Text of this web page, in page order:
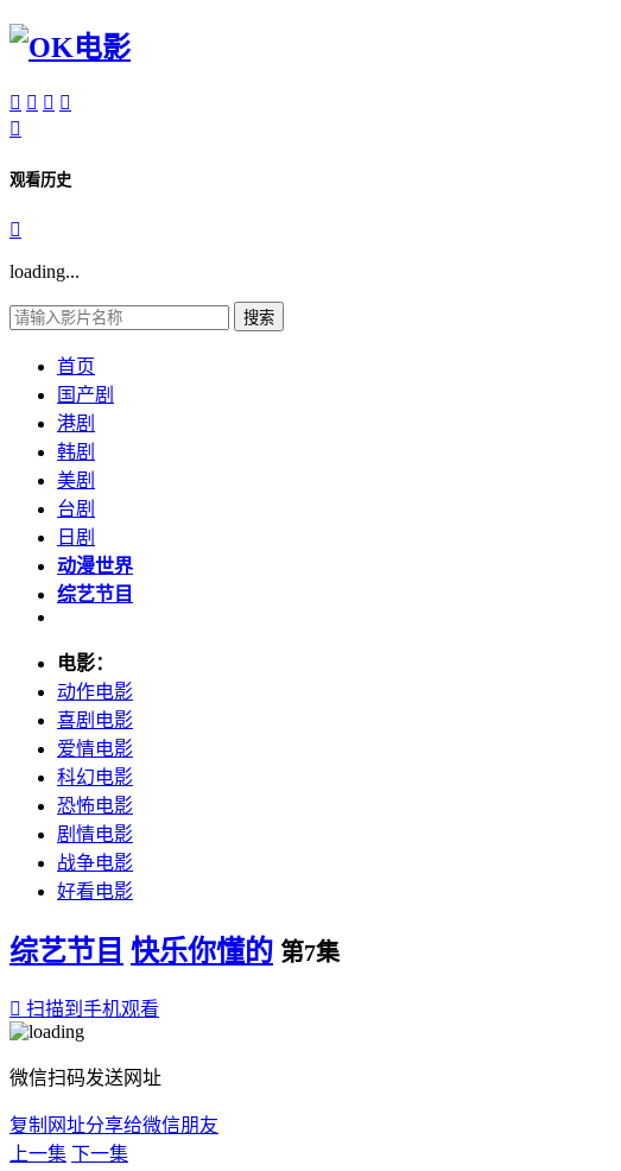
   

观看历史

loading...
搜索
首页
国产剧
港剧
韩剧
美剧
台剧
日剧
动漫世界
综艺节目
电影：
动作电影
喜剧电影
爱情电影
科幻电影
恐怖电影
剧情电影
战争电影
好看电影
综艺节目 快乐你懂的 第7集
 扫描到手机观看
微信扫码发送网址
复制网址分享给微信朋友
上一集 下一集